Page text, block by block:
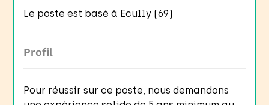
Le poste est basé à Ecully (69)
Profil
Pour réussir sur ce poste, nous demandons